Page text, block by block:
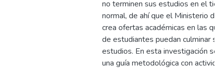
no terminen sus estudios en el
normal, de ahí que el Ministerio de
crea ofertas académicas en las
de estudiantes puedan culminar
estudios. En esta investigación se
una guía metodológica con